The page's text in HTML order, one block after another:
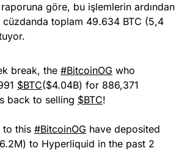
göre, bu işlemlerin ardından
cüzdanda toplam 49.634 BTC (5,4
break, the #BitcoinOG who
$BTC($4.04B) for 886,371
back to selling $BTC!
to this #BitcoinOG have deposited
to Hyperliquid in the past 2